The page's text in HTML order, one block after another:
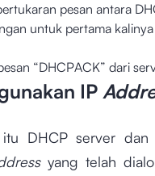
pesan antara
untuk pertama
“DHCPACK” dari
IP
DHCP server dan
yang telah